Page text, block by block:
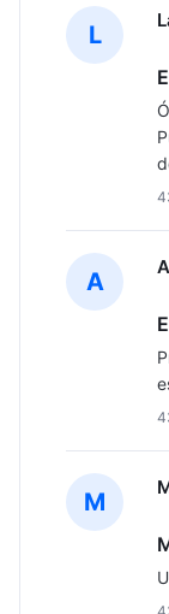
L
A
M